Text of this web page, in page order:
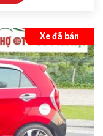
Xe đã bán